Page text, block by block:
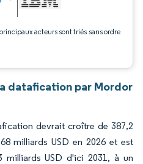
acteurs sont triés sans ordre
datafication par Mordor
devrait croître de 387,2
milliards USD en 2026 et est
milliards USD d'ici 2031, à un